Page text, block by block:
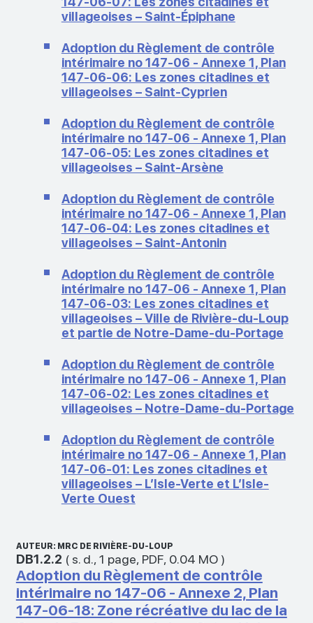
villageoises – Saint-Épiphane
Adoption du Règlement de contrôle
intérimaire no 147-06 - Annexe 1, Plan
147-06-06: Les zones citadines et
villageoises – Saint-Cyprien
Adoption du Règlement de contrôle
intérimaire no 147-06 - Annexe 1, Plan
147-06-05: Les zones citadines et
villageoises – Saint-Arsène
Adoption du Règlement de contrôle
intérimaire no 147-06 - Annexe 1, Plan
147-06-04: Les zones citadines et
villageoises – Saint-Antonin
Adoption du Règlement de contrôle
intérimaire no 147-06 - Annexe 1, Plan
147-06-03: Les zones citadines et
villageoises – Ville de Rivière-du-Loup
et partie de Notre-Dame-du-Portage
Adoption du Règlement de contrôle
intérimaire no 147-06 - Annexe 1, Plan
147-06-02: Les zones citadines et
villageoises – Notre-Dame-du-Portage
Adoption du Règlement de contrôle
intérimaire no 147-06 - Annexe 1, Plan
147-06-01: Les zones citadines et
villageoises – L’Isle-Verte et L’Isle-
Verte Ouest
AUTEUR: MRC DE RIVIÈRE-DU-LOUP
DB1.2.2 ( s. d., 1 page, PDF, 0.04 MO)
Adoption du Règlement de contrôle
intérimaire no 147-06 - Annexe 2, Plan
147-06-18: Zone récréative du lac de la